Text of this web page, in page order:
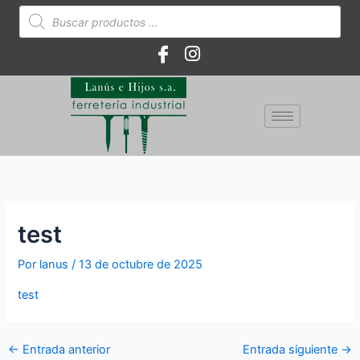
Búsqueda
de
productos
test
Por lanus/13 de octubre de 2025
test
← Entrada anterior Entrada siguiente →